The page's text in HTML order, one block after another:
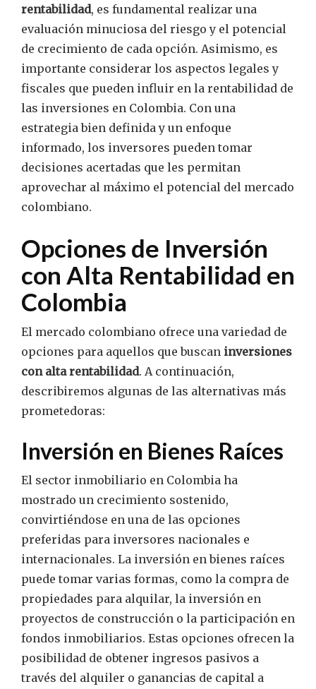
rentabilidad, es fundamental realizar una
evaluación minuciosa del riesgo y el potencial
de crecimiento de cada opción. Asimismo, es
importante considerar los aspectos legales y
fiscales que pueden influir en la rentabilidad de
las inversiones en Colombia. Con una
estrategia bien definida y un enfoque
informado, los inversores pueden tomar
decisiones acertadas que les permitan
aprovechar al máximo el potencial del mercado
colombiano.
Opciones de Inversión
con Alta Rentabilidad en
Colombia
El mercado colombiano ofrece una variedad de
opciones para aquellos que buscan inversiones
con alta rentabilidad. A continuación,
describiremos algunas de las alternativas más
prometedoras:
Inversión en Bienes Raíces
El sector inmobiliario en Colombia ha
mostrado un crecimiento sostenido,
convirtiéndose en una de las opciones
preferidas para inversores nacionales e
internacionales. La inversión en bienes raíces
puede tomar varias formas, como la compra de
propiedades para alquilar, la inversión en
proyectos de construcción o la participación en
fondos inmobiliarios. Estas opciones ofrecen la
posibilidad de obtener ingresos pasivos a
través del alquiler o ganancias de capital a